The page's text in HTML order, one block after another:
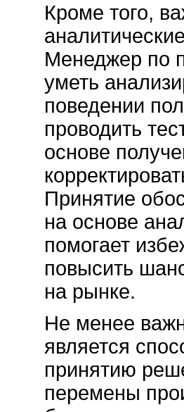
Кроме того,
Менеджер по
уметь
поведении
проводить
основе
Принятие
на основе
помогает
повысить
на рынке.
Не менее
является
принятию
перемены